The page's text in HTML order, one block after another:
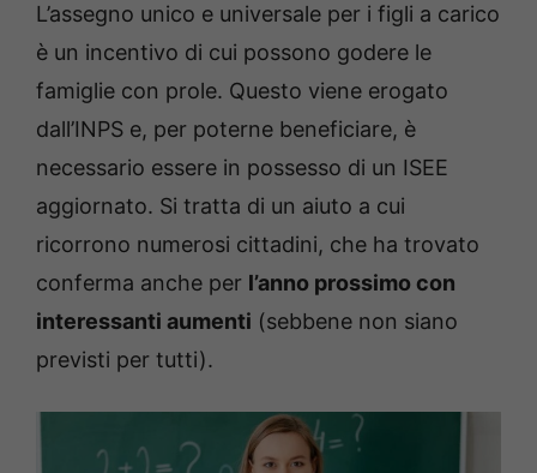
L’assegno unico e universale per i figli a carico
è un incentivo di cui possono godere le
famiglie con prole. Questo viene erogato
dall’INPS e, per poterne beneficiare, è
necessario essere in possesso di un ISEE
aggiornato. Si tratta di un aiuto a cui
ricorrono numerosi cittadini, che ha trovato
conferma anche per l’anno prossimo con
interessanti aumenti (sebbene non siano
previsti per tutti).